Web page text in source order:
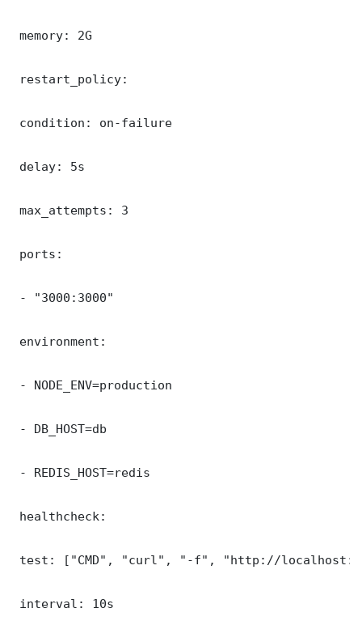
memory: 2G
restart_policy:
condition: on-failure
delay: 5s
max_attempts: 3
ports:
- "3000:3000"
environment:
- NODE_ENV=production
- DB_HOST=db
- REDIS_HOST=redis
healthcheck:
test: ["CMD", "curl", "-f", "http://
interval: 10s